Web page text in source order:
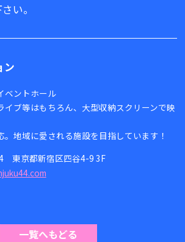
い。
ン
ベントホール
イブ等はもちろん、大型収納スクリーンで映
。地域に愛される施設を目指しています！
東京都新宿区四谷4-9 3F
一覧へもどる